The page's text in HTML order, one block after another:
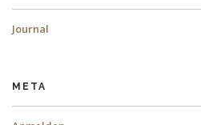
Journal
META